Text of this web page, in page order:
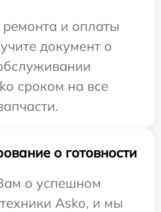
и оплаты
документ о
сроком на все
о готовности
о успешном
Asko, и мы